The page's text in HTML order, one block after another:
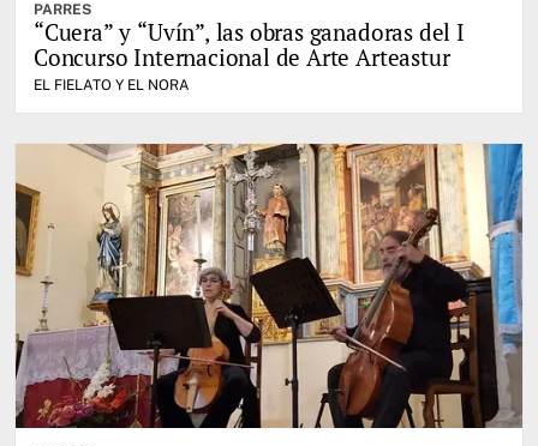
PARRES
“Cuera” y “Uvín”, las obras ganadoras del I
Concurso Internacional de Arte Arteastur
EL FIELATO Y EL NORA